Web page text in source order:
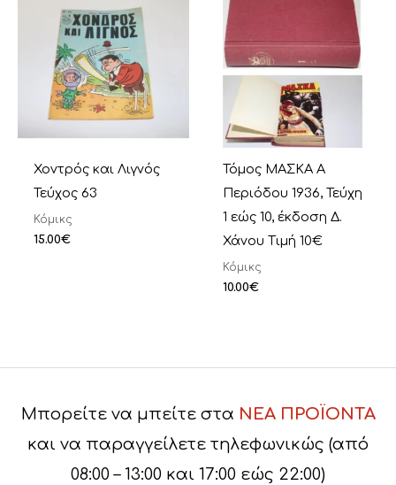
Χοντρός και Λιγνός
Τεύχος 63
Κόμικς
15.00€
Τόμος ΜΑΣΚΑ Α
Περιόδου 1936, Τεύχη
1 εώς 10, έκδοση Δ.
Χάνου Τιμή 10€
Κόμικς
10.00€
Μπορείτε να μπείτε στα ΝΕΑ ΠΡΟΪΟΝΤΑ
και να παραγγείλετε τηλεφωνικώς (από
08:00 – 13:00 και 17:00 εώς 22:00)